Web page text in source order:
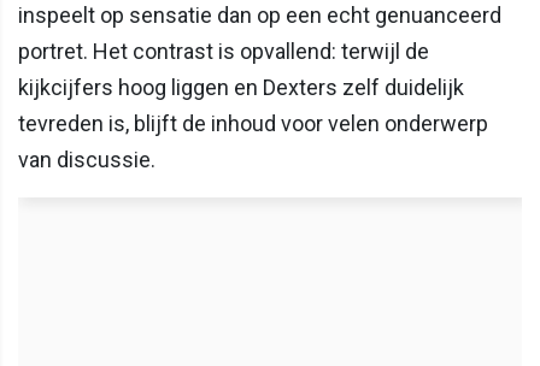
inspeelt op sensatie dan op een echt genuanceerd
portret. Het contrast is opvallend: terwijl de
kijkcijfers hoog liggen en Dexters zelf duidelijk
tevreden is, blijft de inhoud voor velen onderwerp
van discussie.